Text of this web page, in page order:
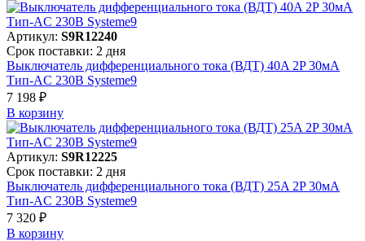
Артикул: S9R12240
Срок поставки: 2 дня
Выключатель дифференциального тока (ВДТ) 40A 2P 30мА
Тип-AC 230В Systeme9
7 198 ₽
В корзинy
Артикул: S9R12225
Срок поставки: 2 дня
Выключатель дифференциального тока (ВДТ) 25A 2P 30мА
Тип-AC 230В Systeme9
7 320 ₽
В корзинy